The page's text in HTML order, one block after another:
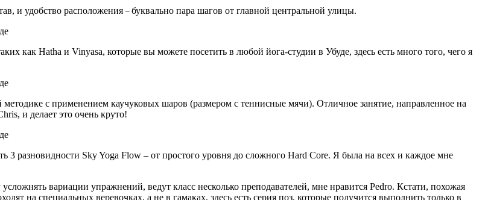
и удобство расположения – буквально пара шагов от главной центральной улицы.
как Hatha и Vinyasa, которые вы можете посетить в любой йога-студии в Убуде, здесь есть много того, чего я
методике с применением каучуковых шаров (размером с теннисные мячи). Отличное занятие, направленное на
и делает это очень круто!
разновидности Sky Yoga Flow – от простого уровня до сложного Hard Core. Я была на всех и каждое мне
вариации упражнений, ведут класс несколько преподавателей, мне нравится Pedro. Кстати, похожая
на специальных веревочках, а не в гамаках, здесь есть серия поз, которые получится выполнить только в